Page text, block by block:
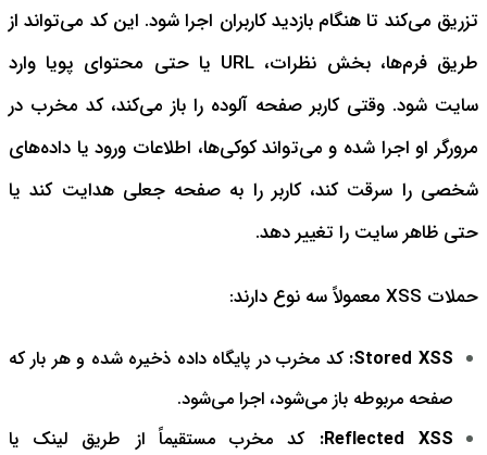
تزریق می‌کند تا هنگام بازدید کاربران اجرا شود. این کد می‌تواند از
طریق فرم‌ها، بخش نظرات، URL یا حتی محتوای پویا وارد
سایت شود. وقتی کاربر صفحه آلوده را باز می‌کند، کد مخرب در
مرورگر او اجرا شده و می‌تواند کوکی‌ها، اطلاعات ورود یا داده‌های
شخصی را سرقت کند، کاربر را به صفحه جعلی هدایت کند یا
حتی ظاهر سایت را تغییر دهد.
حملات XSS معمولاً سه نوع دارند:
Stored XSS: کد مخرب در پایگاه داده ذخیره شده و هر بار که
صفحه مربوطه باز می‌شود، اجرا می‌شود.
Reflected XSS:
کد مخرب مستقیماً از طریق لینک یا